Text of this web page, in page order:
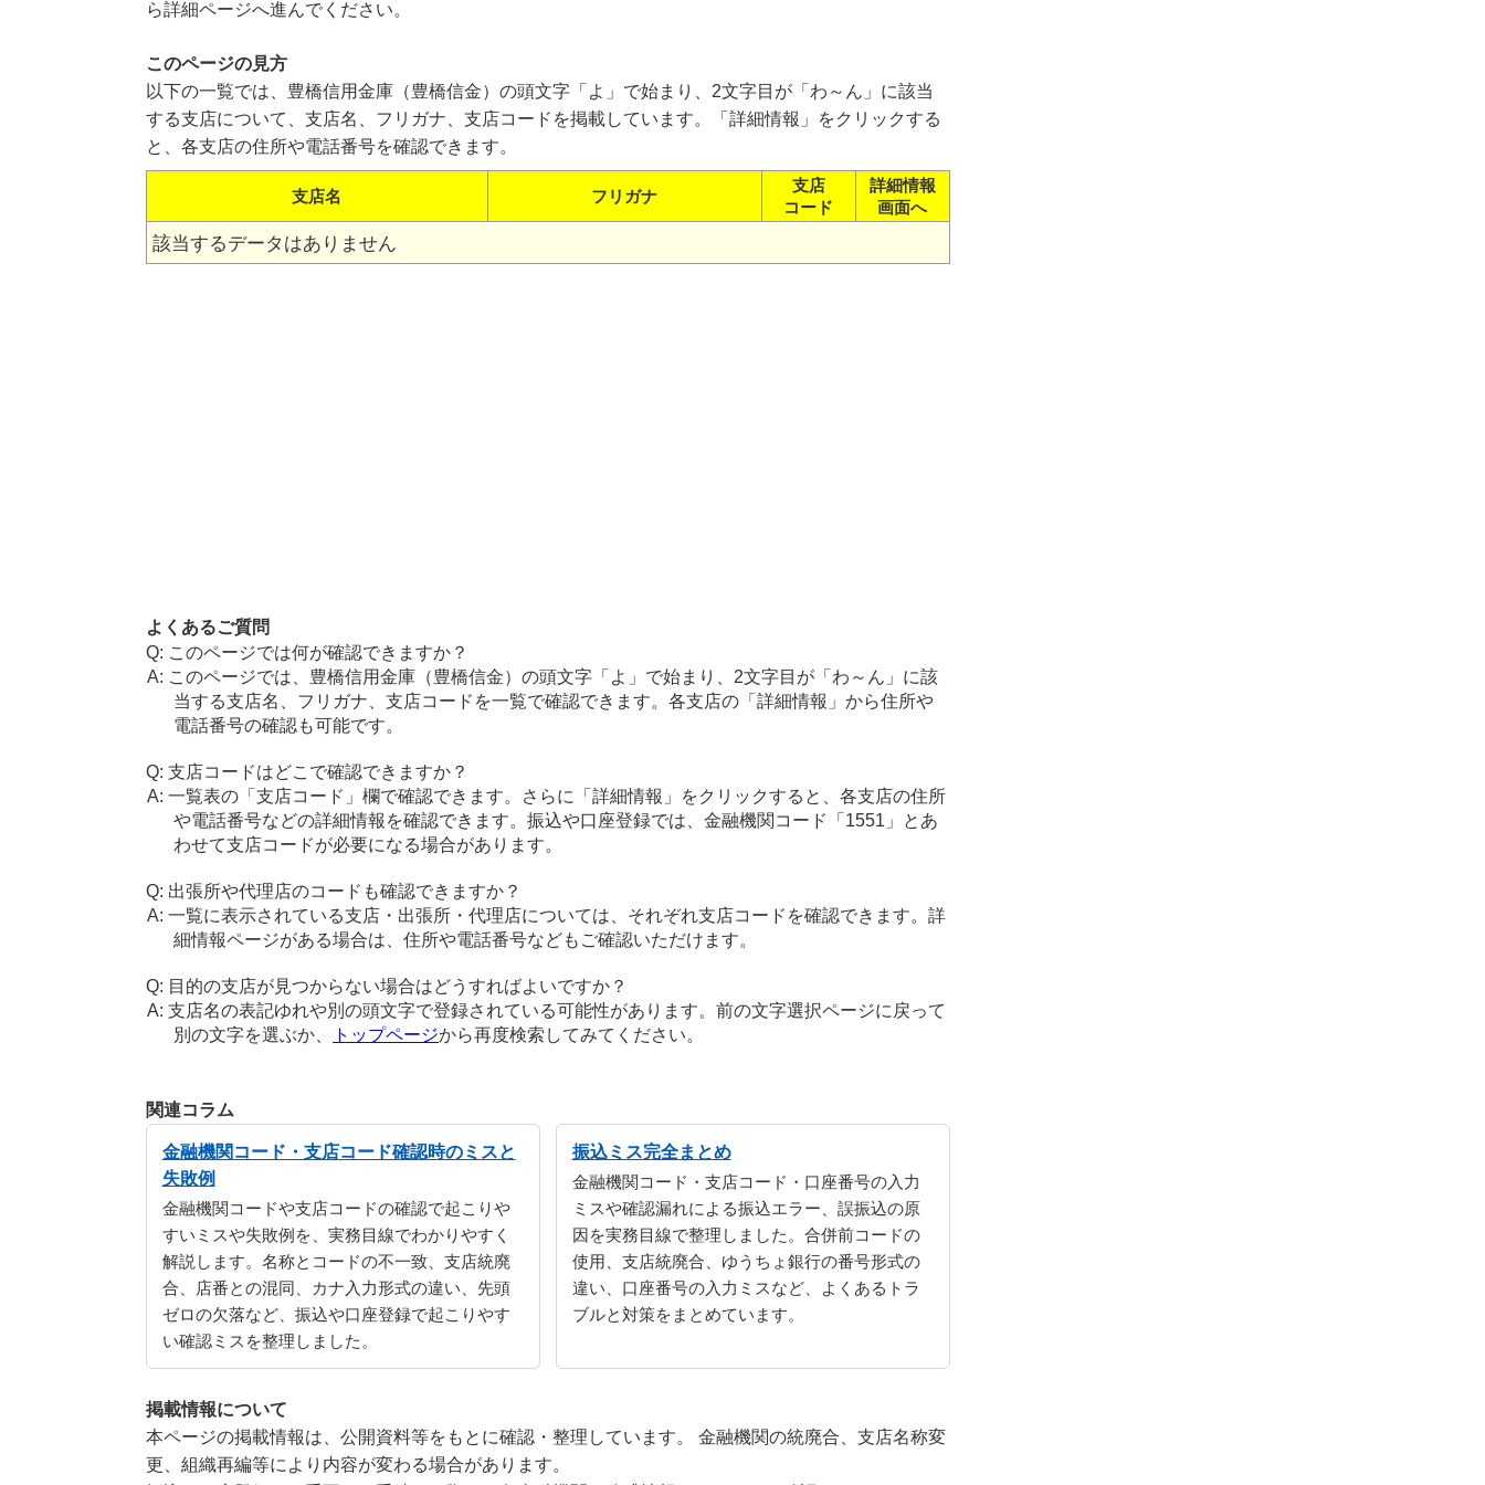
ら詳細ページへ進んでください。
このページの見方
以下の一覧では、豊橋信用金庫（豊橋信金）の頭文字「よ」で始まり、2文字目が「わ～ん」に該当
する支店について、支店名、フリガナ、支店コードを掲載しています。「詳細情報」をクリックする
と、各支店の住所や電話番号を確認できます。
支店名 フリガナ
支店
コード
詳細情報
画面へ
該当するデータはありません
よくあるご質問
このページでは何が確認できますか？
このページでは、豊橋信用金庫（豊橋信金）の頭文字「よ」で始まり、2文字目が「わ～ん」に該
当する支店名、フリガナ、支店コードを一覧で確認できます。各支店の「詳細情報」から住所や
電話番号の確認も可能です。
支店コードはどこで確認できますか？
一覧表の「支店コード」欄で確認できます。さらに「詳細情報」をクリックすると、各支店の住所
や電話番号などの詳細情報を確認できます。振込や口座登録では、金融機関コード「1551」とあ
わせて支店コードが必要になる場合があります。
出張所や代理店のコードも確認できますか？
一覧に表示されている支店・出張所・代理店については、それぞれ支店コードを確認できます。詳
細情報ページがある場合は、住所や電話番号などもご確認いただけます。
目的の支店が見つからない場合はどうすればよいですか？
支店名の表記ゆれや別の頭文字で登録されている可能性があります。前の文字選択ページに戻って
別の文字を選ぶか、
トップページから再度検索してみてください。
関連コラム
金融機関コード・支店コード確認時のミスと
失敗例
金融機関コードや支店コードの確認で起こりや
すいミスや失敗例を、実務目線でわかりやすく
解説します。名称とコードの不一致、支店統廃
合、店番との混同、カナ入力形式の違い、先頭
ゼロの欠落など、振込や口座登録で起こりやす
い確認ミスを整理しました。
振込ミス完全まとめ
金融機関コード・支店コード・口座番号の入力
ミスや確認漏れによる振込エラー、誤振込の原
因を実務目線で整理しました。合併前コードの
使用、支店統廃合、ゆうちょ銀行の番号形式の
違い、口座番号の入力ミスなど、よくあるトラ
ブルと対策をまとめています。
掲載情報について
本ページの掲載情報は、公開資料等をもとに確認・整理しています。 金融機関の統廃合、支店名称変
更、組織再編等により内容が変わる場合があります。